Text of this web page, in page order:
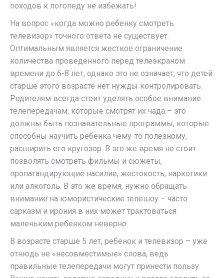
походов к логопеду не избежать!
На вопрос «когда можно ребенку смотреть
телевизор» точного ответа не существует.
Оптимальным является жесткое ограничение
количества проведенного перед телеэкраном
времени до 6-8 лет, однако это не означает, что детей
старше этого возрасте нет нужды контролировать.
Родителям всегда стоит уделять особое внимание
телепередачам, которые смотрят их чада – это
должны быть познавательные программы, которые
способны научить ребенка чему-то полезному,
расширить его кругозор. В это же время не стоит
позволять смотреть фильмы и сюжеты,
пропагандирующие насилие, жестокость, наркотики
или алкоголь. В это же время, нужно обращать
внимание на юмористические телешоу – часто
сарказм и ирония в них может трактоваться
маленьким ребенком неверно.
В возрасте старше 5 лет, ребенок и телевизор – уже
отнюдь не «несовместимые» слова, ведь
правильные телепередачи могут принести пользу.